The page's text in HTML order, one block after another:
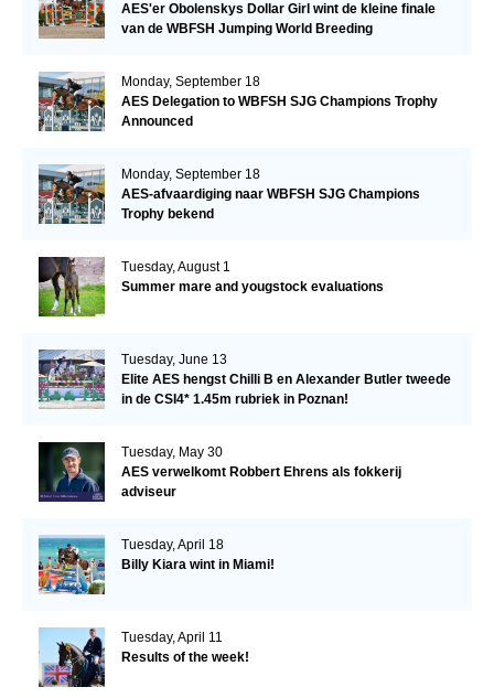
AES'er Obolenskys Dollar Girl wint de kleine finale
van de WBFSH Jumping World Breeding
Monday, September 18
AES Delegation to WBFSH SJG Champions Trophy
Announced
Monday, September 18
AES-afvaardiging naar WBFSH SJG Champions
Trophy bekend
Tuesday, August 1
Summer mare and yougstock evaluations
Tuesday, June 13
Elite AES hengst Chilli B en Alexander Butler tweede
in de CSI4* 1.45m rubriek in Poznan!
Tuesday, May 30
AES verwelkomt Robbert Ehrens als fokkerij
adviseur
Tuesday, April 18
Billy Kiara wint in Miami!
Tuesday, April 11
Results of the week!